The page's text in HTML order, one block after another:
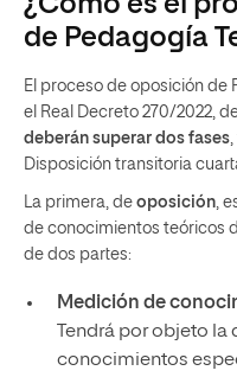
de Pedagogía
El proceso de oposición de
el Real Decreto 270/2022,
deberán superar dos fases
Disposición transitoria
La primera, de oposición ,
de conocimientos teóricos
de dos partes:
Medición de
Tendrá por objeto la
conocimientos